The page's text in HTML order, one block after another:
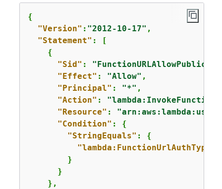
{
"Version" : "2012-10-17" ,
"Statement" : [
{
"Sid" :
"Effect" : "Allow" ,
"Principal" : "*" ,
"Action" :
"Resource" : "arn:aws:lambda:us-
"Condition" : {
"StringEquals" : {
"lambda:FunctionUrlAuthType"
        }
      }
    },